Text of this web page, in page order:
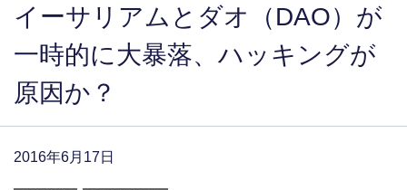
イーサリアムとダオ（DAO）が
一時的に大暴落、ハッキングが
原因か？
2016年6月17日